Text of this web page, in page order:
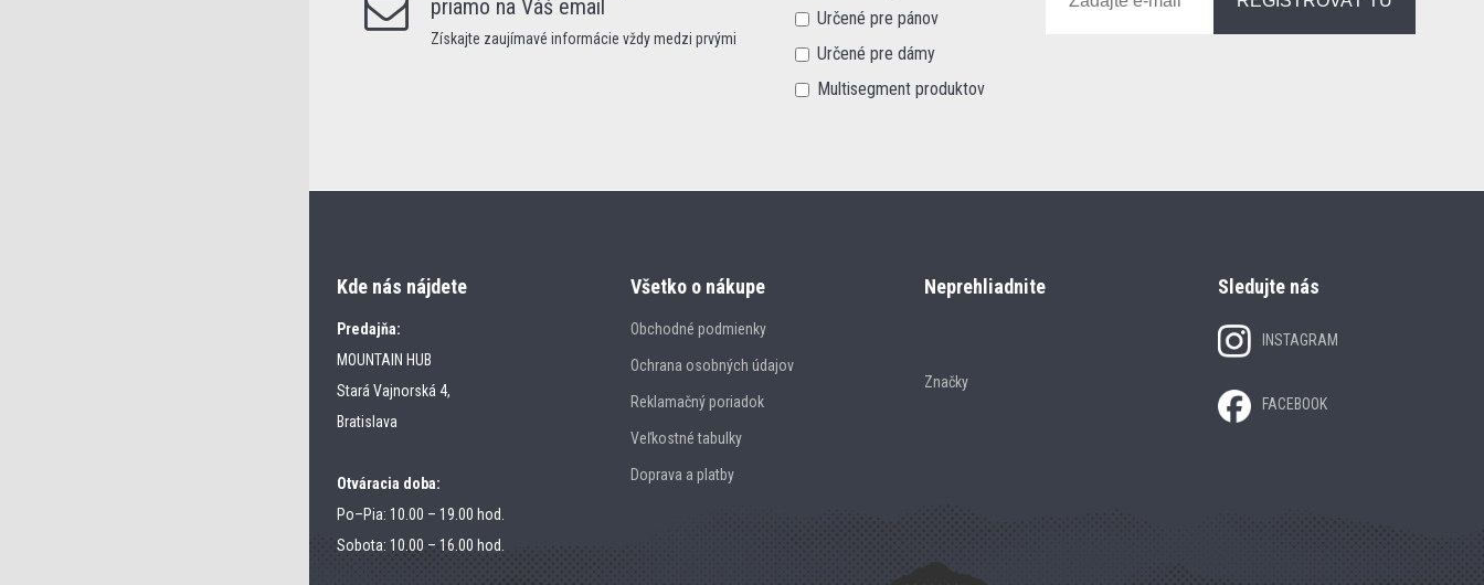
priamo na Váš email
Získajte zaujímavé informácie vždy medzi prvými
Určené pre pánov
Určené pre dámy
Multisegment produktov
Kde nás nájdete
Predajňa:
MOUNTAIN HUB
Stará Vajnorská 4,
Bratislava
Otváracia doba:
Po–Pia: 10.00 – 19.00 hod.
Sobota: 10.00 – 16.00 hod.
Všetko o nákupe
Obchodné podmienky
Ochrana osobných údajov
Reklamačný poriadok
Veľkostné tabulky
Doprava a platby
Neprehliadnite
Značky
Sledujte nás
INSTAGRAM
FACEBOOK